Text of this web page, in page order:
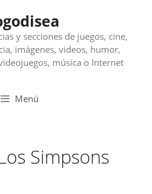
y secciones de juegos, cine,
imágenes, videos, humor,
música o Internet
Menú
Simpsons